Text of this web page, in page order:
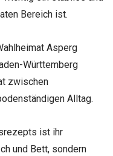
Bereich ist.
Asperg
Württemberg
zwischen
Alltag.
ist ihr
und Bett, sondern